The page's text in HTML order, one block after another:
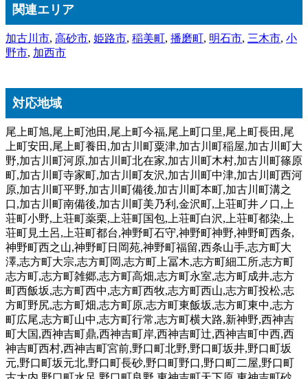
関連エリア
加古川市, 高砂市, 姫路市, 稲美町, 播磨町, 明石市, 三木市, 小
野市, 加西市
対応地域
尾上町旭,尾上町池田,尾上町今福,尾上町口里,尾上町長田,尾
上町安田,尾上町養田,加古川町粟津,加古川町稲屋,加古川町大
野,加古川町河原,加古川町北在家,加古川町木村,加古川町篠原
町,加古川町寺家町,加古川町友沢,加古川町中津,加古川町西河
原,加古川町平野,加古川町備後,加古川町本町,加古川町溝之
口,加古川町南備後,加古川町美乃利,金沢町,上荘町井ノ口,上
荘町小野,上荘町薬栗,上荘町国包,上荘町白沢,上荘町都染,上
荘町見土呂,上荘町都台,神野町石守,神野町神野,神野町西条,
神野町西之山,神野町日岡苑,神野町福留,西条山手,志方町大
澤,志方町大宗,志方町岡,志方町上冨木,志方町細工所,志方町
志方町,志方町雑郷,志方町高畑,志方町永室,志方町成井,志方
町西飯坂,志方町西中,志方町西牧,志方町西山,志方町投松,志
方町野尻,志方町畑,志方町原,志方町東飯坂,志方町東中,志方
町広尾,志方町山中,志方町行常,志方町横大路,新神野,西神吉
町大国,西神吉町鼎,西神吉町岸,西神吉町辻,西神吉町中西,西
神吉町西村,西神吉町宮前,野口町北野,野口町坂井,野口町坂
元,野口町坂元北,野口町長砂,野口町野口,野口町二屋,野口町